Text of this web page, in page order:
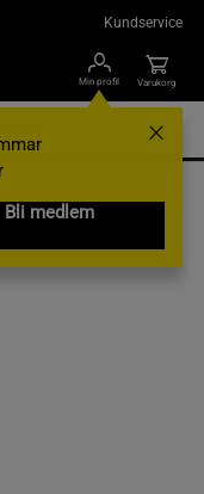
Kundservice
Min profil
Bli medlem
Varukorg